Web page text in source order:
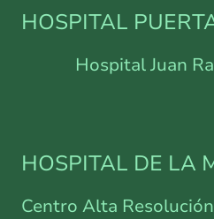
HOSPITAL
Hospital Juan
HOSPITAL DE LA
Centro Alta